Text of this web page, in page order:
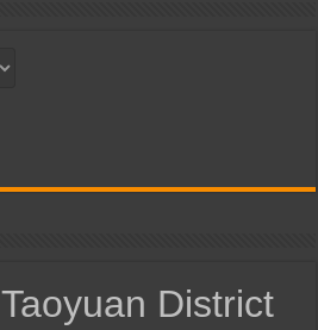
Taoyuan District